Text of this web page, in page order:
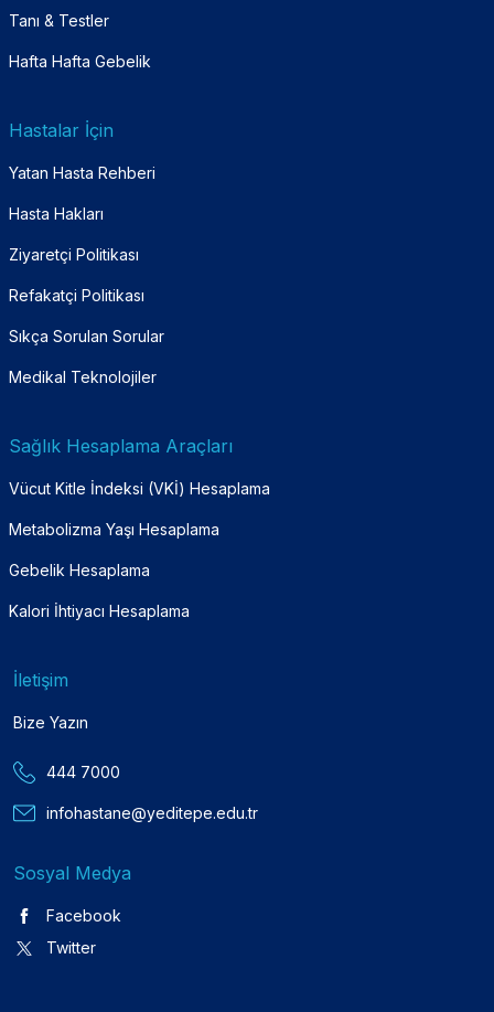
Tanı & Testler
Hafta Hafta Gebelik
Hastalar İçin
Yatan Hasta Rehberi
Hasta Hakları
Ziyaretçi Politikası
Refakatçi Politikası
Sıkça Sorulan Sorular
Medikal Teknolojiler
Sağlık Hesaplama Araçları
Vücut Kitle İndeksi (VKİ) Hesaplama
Metabolizma Yaşı Hesaplama
Gebelik Hesaplama
Kalori İhtiyacı Hesaplama
İletişim
Bize Yazın
444 7000
infohastane@yeditepe.edu.tr
Sosyal Medya
Facebook
Twitter